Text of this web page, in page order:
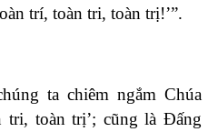
trí, toàn tri, toàn trị!’”.
ta chiêm ngắm Chúa
tri, toàn trị’; cũng là Đấng